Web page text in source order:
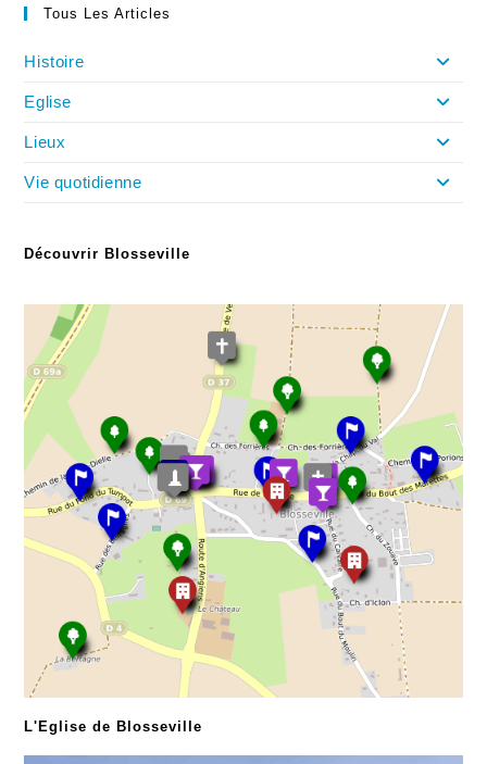
Tous Les Articles
Histoire
Eglise
Lieux
Vie quotidienne
Découvrir Blosseville
L'Eglise de Blosseville